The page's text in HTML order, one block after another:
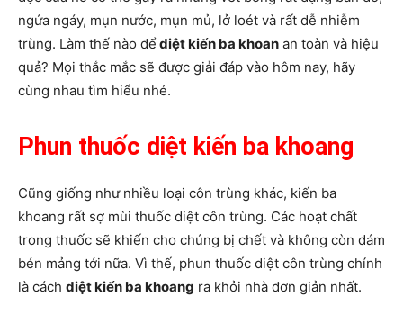
ngứa ngáy, mụn nước, mụn mủ, lở loét và rất dễ nhiễm
trùng. Làm thế nào đểdiệt kiến ba khoan an toàn và hiệu
quả? Mọi thắc mắc sẽ được giải đáp vào hôm nay, hãy
cùng nhau tìm hiểu nhé.
Phun thuốc diệt kiến ba khoang
Cũng giống như nhiều loại côn trùng khác, kiến ba
khoang rất sợ mùi thuốc diệt côn trùng. Các hoạt chất
trong thuốc sẽ khiến cho chúng bị chết và không còn dám
bén mảng tới nữa. Vì thế, phun thuốc diệt côn trùng chính
là cách diệt kiến ba khoang ra khỏi nhà đơn giản nhất.